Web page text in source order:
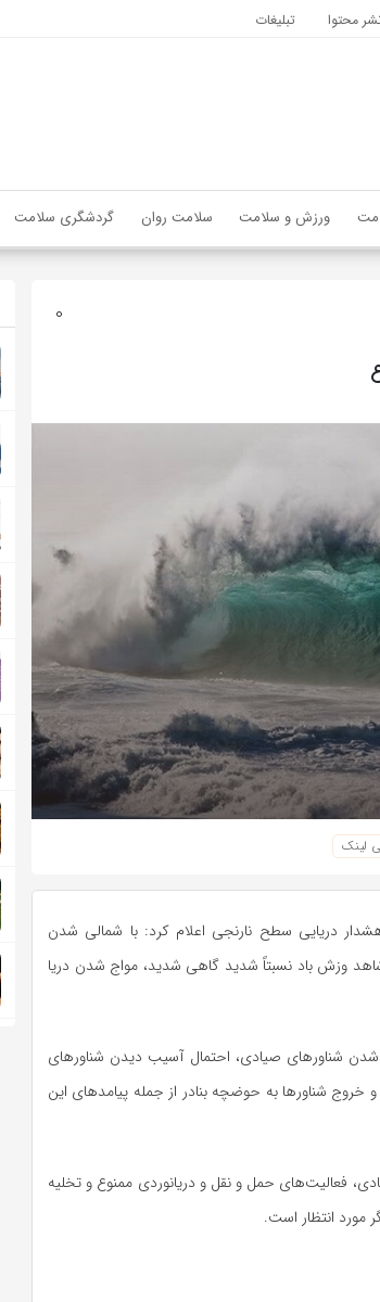
محتوا تبلیغات
ورزش و سلامت سلامت روان گردشگری سلامت
0
لینک
دریایی سطح نارنجی اعلام کرد: با شمالی شدن
عبور موج مازندرانی‌ها تا صبح چهارشنبه ۱۱ تیر شاهد وزش باد نسبتاً شدید گاهی شدید، مواج شدن دریا
شناورهای صیادی، احتمال آسیب دیدن شناورهای
و خروج شناورها به حوضچه بنادر از جمله پیامدهای این
فعالیت‌های حمل و نقل و دریانوردی ممنوع و تخلیه
مورد انتظار است.